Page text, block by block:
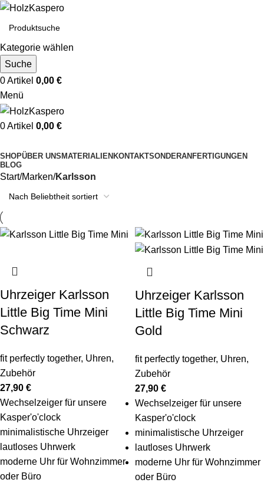
Kategorie wählen
Suche
0Artikel 0,00 €
Menü
0Artikel 0,00 €
SHOPÜBER UNSMATERIALIENKONTAKTSONDERANFERTIGUNGEN
BLOG
Start Marken Karlsson
Uhrzeiger Karlsson
Little Big Time Mini
Schwarz
fit perfectly together, Uhren,
Zubehör
27,90 €
Wechselzeiger für unsere
Kasper'o'clock
minimalistische Uhrzeiger
lautloses Uhrwerk
moderne Uhr für Wohnzimmer
oder Büro
Uhrzeiger Karlsson
Little Big Time Mini
Gold
fit perfectly together, Uhren,
Zubehör
27,90 €
Wechselzeiger für unsere
Kasper'o'clock
minimalistische Uhrzeiger
lautloses Uhrwerk
moderne Uhr für Wohnzimmer
oder Büro